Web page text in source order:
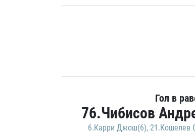
Гол в
76.Чибисов
6.Карри Джош(6), 21.Кошелев